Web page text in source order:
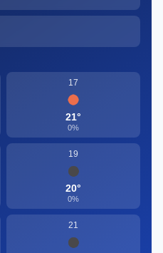
17
21°
0%
19
20°
0%
21